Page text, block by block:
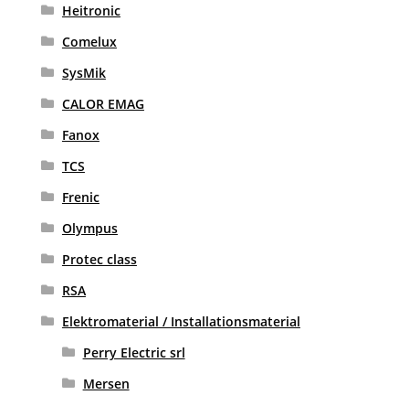
Heitronic
Comelux
SysMik
CALOR EMAG
Fanox
TCS
Frenic
Olympus
Protec class
RSA
Elektromaterial / Installationsmaterial
Perry Electric srl
Mersen